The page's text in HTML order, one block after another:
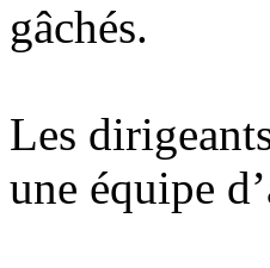
gâchés.
Les
une équipe